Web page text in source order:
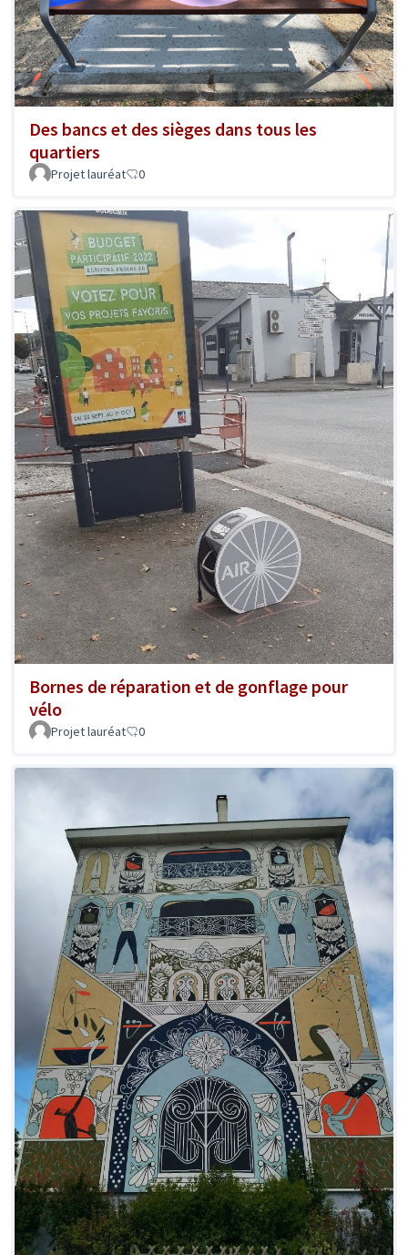
Des bancs et des sièges dans tous les
quartiers
Projet lauréat 0
Bornes de réparation et de gonflage pour
vélo
Projet lauréat 0